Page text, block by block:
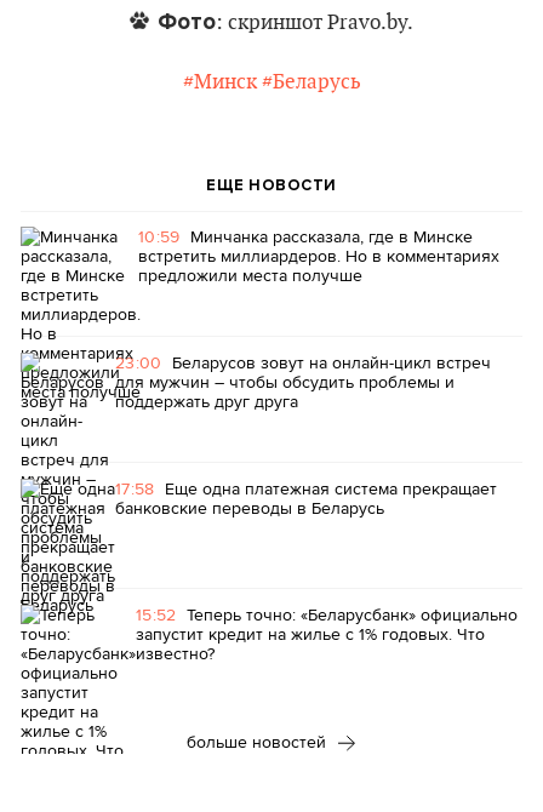
Фото: скриншот Pravo.by.
#Минск #Беларусь
ЕЩЕ НОВОСТИ
10:59 Минчанка рассказала, где в Минске
встретить миллиардеров. Но в комментариях
предложили места получше
23:00 Беларусов зовут на онлайн-цикл встреч
для мужчин – чтобы обсудить проблемы и
поддержать друг друга
17:58 Еще одна платежная система прекращает
банковские переводы в Беларусь
15:52 Теперь точно: «Беларусбанк» официально
запустит кредит на жилье с 1% годовых. Что
известно?
больше новостей